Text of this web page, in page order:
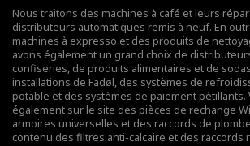
Nous traitons des machines à café et leurs
distributeurs automatiques remis à neuf. En
machines à expresso et des produits de
avons également un grand choix de
confiseries, de produits alimentaires et de
installations de Fadøl, des systèmes de
potable et des systèmes de paiement pétillants.
également sur le site des pièces de rechange
armoires universelles et des raccords de
contenu des filtres anti-calcaire et des raccords